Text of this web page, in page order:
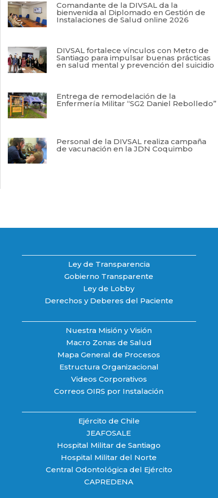
Comandante de la DIVSAL da la
bienvenida al Diplomado en Gestión de
Instalaciones de Salud online 2026
DIVSAL fortalece vínculos con Metro de
Santiago para impulsar buenas prácticas
en salud mental y prevención del suicidio
Entrega de remodelación de la
Enfermería Militar “SG2 Daniel Rebolledo”
Personal de la DIVSAL realiza campaña
de vacunación en la JDN Coquimbo
Ley de Transparencia
Gobierno Transparente
Ley de Lobby
Derechos y Deberes del Paciente
Nuestra Misión y Visión
Macro Zonas de Salud
Mapa General de Procesos
Estructura Organizacional
Videos Corporativos
Correos OIRS por Instalación
Ejército de Chile
JEAFOSALE
Hospital Militar de Santiago
Hospital Militar del Norte
Central Odontológica del Ejército
CAPREDENA